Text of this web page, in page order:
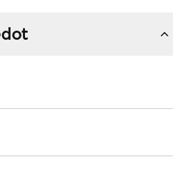
pesutornille.
Varke-asunto (entinen ARA),
asunnon tarpeen
tuloihin ja varallisuuteen,